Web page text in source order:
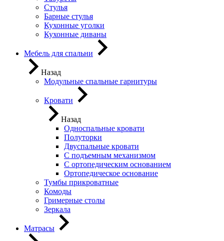
Стулья
Барные стулья
Кухонные уголки
Кухонные диваны
Мебель для спальни
Назад
Модульные спальные гарнитуры
Кровати
Назад
Односпальные кровати
Полуторки
Двуспальные кровати
С подъемным механизмом
С ортопедическим основанием
Ортопедическое основание
Тумбы прикроватные
Комоды
Гримерные столы
Зеркала
Матрасы